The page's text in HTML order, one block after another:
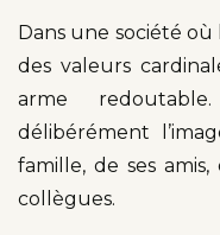
Dans une société
des valeurs
arme
délibérément
famille, de ses
collègues.